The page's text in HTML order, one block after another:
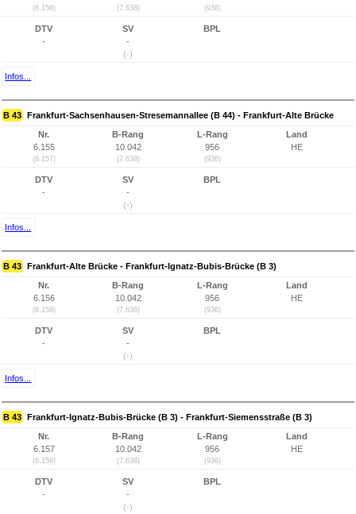
(6.156) (7.638) (936)
DTV
-
SV
-
(-)
BPL
Infos...
B 43 Frankfurt-Sachsenhausen-Stresemannallee (B 44) - Frankfurt-Alte Brücke
Nr.
6.155
(6.157)
B-Rang
10.042
(7.638)
L-Rang
956
(936)
Land
HE
DTV
-
SV
-
(-)
BPL
Infos...
B 43 Frankfurt-Alte Brücke - Frankfurt-Ignatz-Bubis-Brücke (B 3)
Nr.
6.156
(6.158)
B-Rang
10.042
(7.638)
L-Rang
956
(936)
Land
HE
DTV
-
SV
-
(-)
BPL
Infos...
B 43 Frankfurt-Ignatz-Bubis-Brücke (B 3) - Frankfurt-Siemensstraße (B 3)
Nr.
6.157
(6.159)
B-Rang
10.042
(7.638)
L-Rang
956
(936)
Land
HE
DTV
-
SV
-
(-)
BPL